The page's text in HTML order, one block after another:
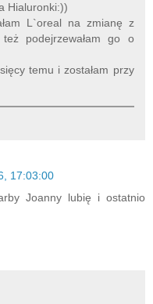
Hialuronki:))
L`oreal na zmianę z
podejrzewałam go o
temu i zostałam przy
17:03:00
Joanny lubię i ostatnio